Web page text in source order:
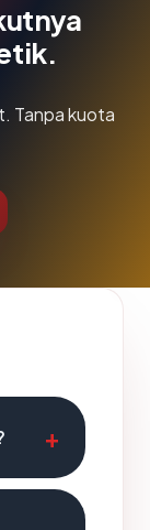
Tanpa kuota